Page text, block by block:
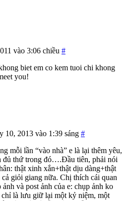
vào 3:06 chiều #
biet em co kem tuoi chi khong
you!
10, 2013 vào 1:39 sáng #
mỗi lần “vào nhà” e là lại thêm yêu,
đủ thứ trong đó….Đầu tiên, phải nói
thật xinh xắn+thật dịu dàng+thật
giỏi giang nữa. Chị thích cái quan
ảnh và post ảnh của e: chụp ảnh ko
chỉ là lưu giữ lại một kỷ niệm, một